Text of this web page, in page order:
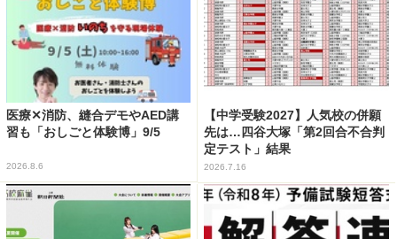
医療✕消防、縫合デモやAED講
習も「おしごと体験博」9/5
2026.8.6
【中学受験2027】人気校の併願
先は…四谷大塚「第2回合不合判
定テスト」結果
2026.7.16